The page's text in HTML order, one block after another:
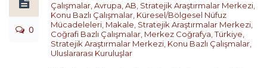
0
Çalışmalar Avrupa AB Stratejik Araştırmalar Merkezi
Konu Bazlı Çalışmalar Küresel/Bölgesel Nüfuz
Mücadeleleri Makale Stratejik Araştırmalar Merkezi
Coğrafi Bazlı Çalışmalar Merkez Coğrafya ,Türkiye
Stratejik Araştırmalar Merkezi Konu Bazlı Çalışmalar
Uluslararası Kuruluşlar